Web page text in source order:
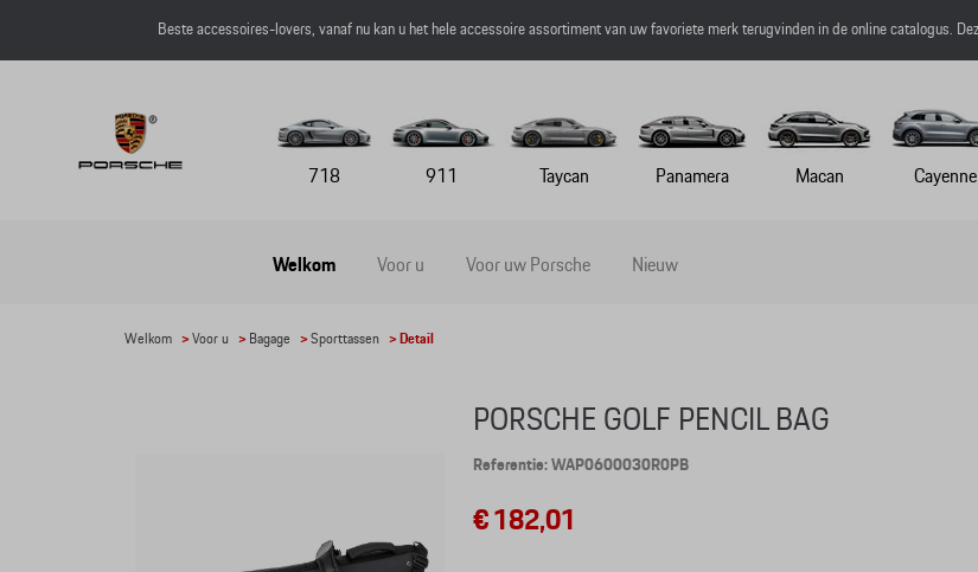
Beste accessoires-lovers, vanaf nu kan u het hele accessoire assortiment van uw favoriete merk terugvinden in de online catalogus.
718 911 Taycan Panamera Macan Cayenne
Welkom Voor u Voor uw Porsche Nieuw
Welkom >Voor u > Bagage >Sporttassen > Detail
PORSCHE GOLF PENCIL BAG
Referentie: WAP0600030R0PB
€ 182,01